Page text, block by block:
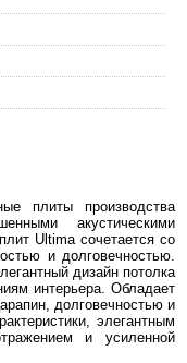
плиты производства
акустическими
Ultima сочетается со
и долговечностью.
дизайн потолка
интерьера. Обладает
долговечностью и
элегантным
и усиленной